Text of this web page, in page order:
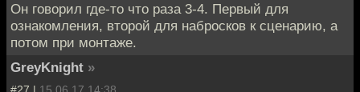
Он говорил где-то что раза 3-4. Первый для
ознакомления, второй для набросков к сценарию, а
потом при монтаже.
GreyKnight »